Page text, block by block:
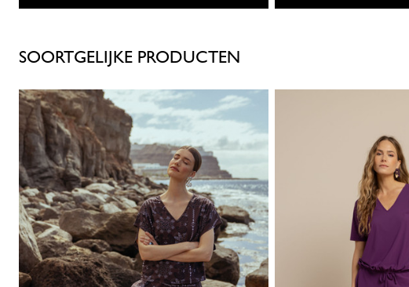
SOORTGELIJKE PRODUCTEN